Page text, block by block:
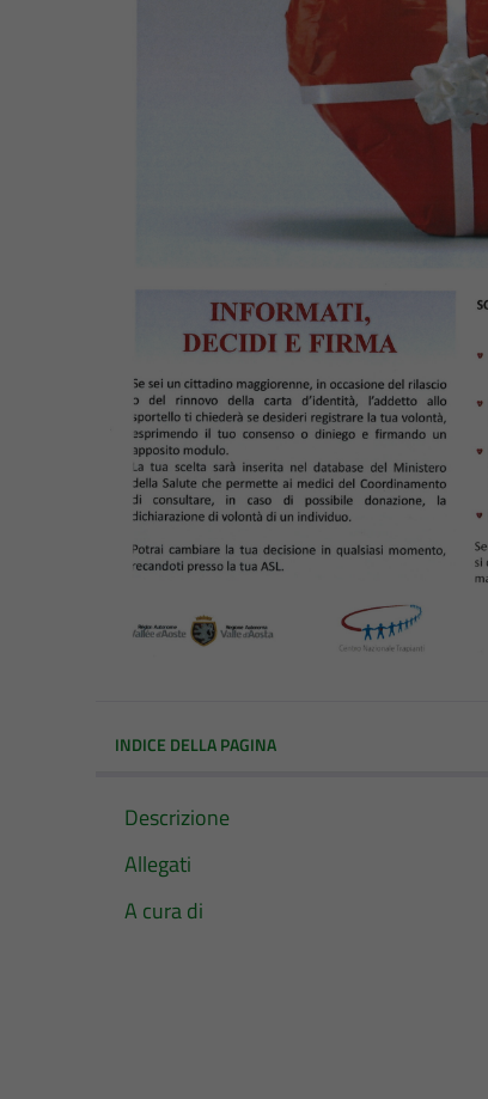
INDICE DELLA PAGINA
Descrizione
Allegati
A cura di